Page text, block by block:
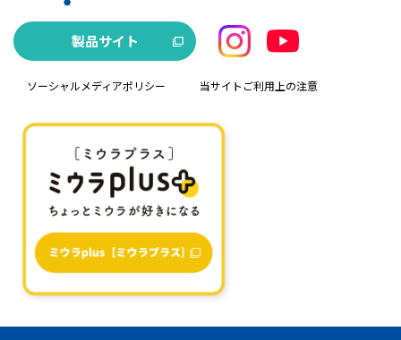
製品サイト
ソーシャルメディアポリシー 当サイトご利用上の注意